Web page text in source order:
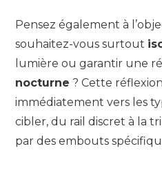
Pensez également à
souhaitez-vous surtout
lumière ou garantir une
nocturne ? Cette
immédiatement vers les
cibler, du rail discret à la
par des embouts